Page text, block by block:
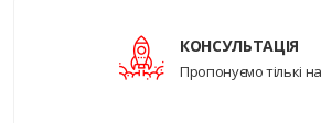
КОНСУЛЬТАЦІЯ
Пропонуємо тількі